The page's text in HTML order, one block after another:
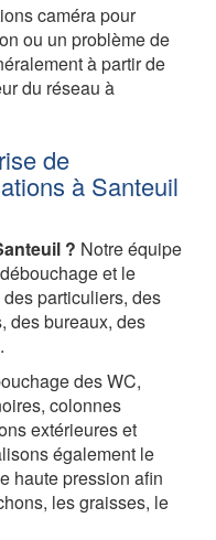
caméra pour
ou un problème de
à partir de
du réseau à
de
à Santeuil
? Notre équipe
et le
particuliers, des
des bureaux, des
des WC,
colonnes
extérieures et
également le
haute pression afin
les graisses, le